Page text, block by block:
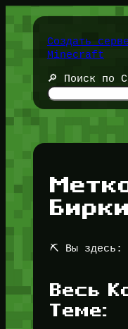
содержимому
Создать
Minecraft
🔎 Поиск по
Бирки
⛏️ Вы здесь:
Весь
Теме: